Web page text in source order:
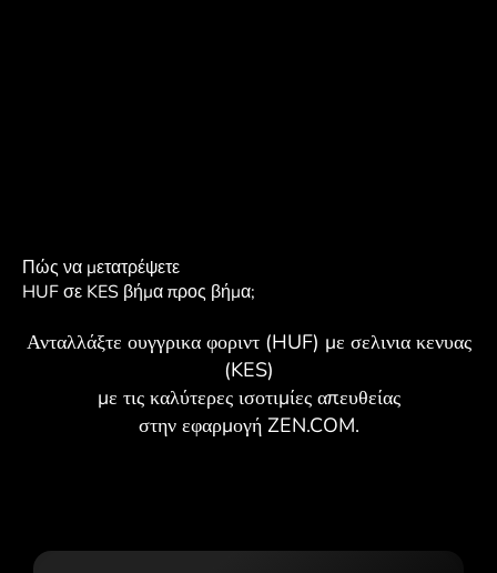
Πώς να μετατρέψετε
HUF σε KES βήμα προς βήμα;
Ανταλλάξτε ουγγρικα φοριντ (HUF) με σελινια κενυας
(KES)
με τις καλύτερες ισοτιμίες απευθείας
στην εφαρμογή ZEN.COM.